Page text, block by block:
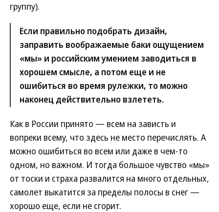
группу).
Если правильно подобрать дизайн,
заправить воображаемые баки ощущением
«мы» и российским умением заводиться в
хорошем смысле, а потом еще и не
ошибиться во время рулежки, то можно
наконец действительно взлететь.
Как в России принято — всем на зависть и
вопреки всему, что здесь не место перечислять. А
можно ошибиться во всем или даже в чем-то
одном, но важном. И тогда большое чувство «мы»
от тоски и страха развалится на много отдельных,
самолет выкатится за пределы полосы в снег —
хорошо еще, если не сгорит.